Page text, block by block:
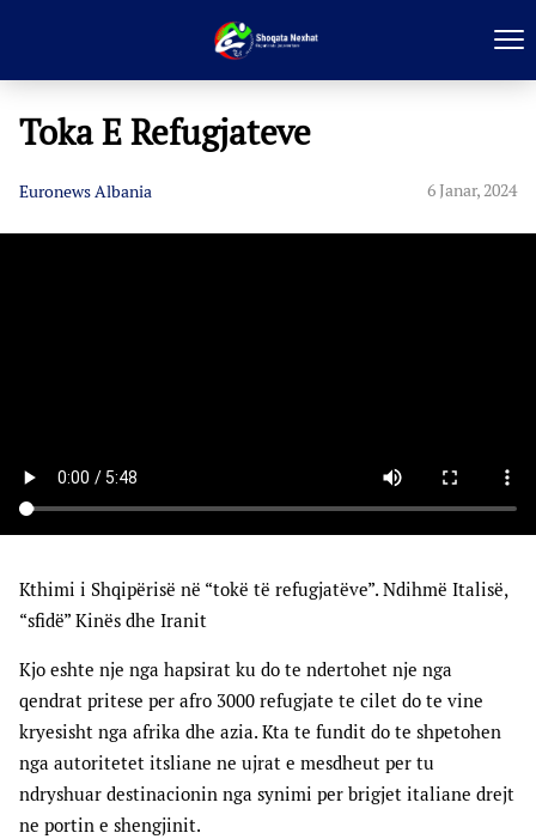
Toka E Refugjateve
Euronews Albania 6 Janar, 2024
Kthimi i Shqipërisë në “tokë të refugjatëve”. Ndihmë Italisë,
“sfidë” Kinës dhe Iranit
Kjo eshte nje nga hapsirat ku do te ndertohet nje nga
qendrat pritese per afro 3000 refugjate te cilet do te vine
kryesisht nga afrika dhe azia. Kta te fundit do te shpetohen
nga autoritetet itsliane ne ujrat e mesdheut per tu
ndryshuar destinacionin nga synimi per brigjet italiane drejt
ne portin e shengjinit.